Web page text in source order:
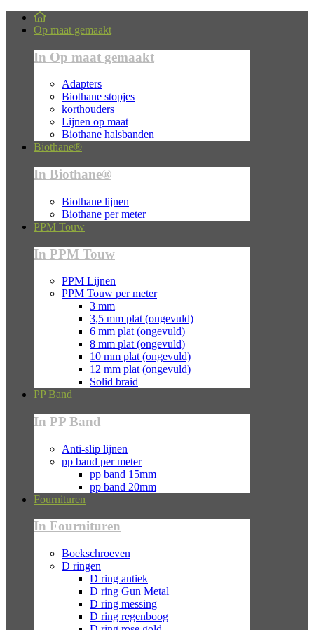
Op maat gemaakt
In Op maat gemaakt
Adapters
Biothane stopjes
korthouders
Lijnen op maat
Biothane halsbanden
Biothane®
In Biothane®
Biothane lijnen
Biothane per meter
PPM Touw
In PPM Touw
PPM Lijnen
PPM Touw per meter
3 mm
3,5 mm plat (ongevuld)
6 mm plat (ongevuld)
8 mm plat (ongevuld)
10 mm plat (ongevuld)
12 mm plat (ongevuld)
Solid braid
PP Band
In PP Band
Anti-slip lijnen
pp band per meter
pp band 15mm
pp band 20mm
Fournituren
In Fournituren
Boekschroeven
D ringen
D ring antiek
D ring Gun Metal
D ring messing
D ring regenboog